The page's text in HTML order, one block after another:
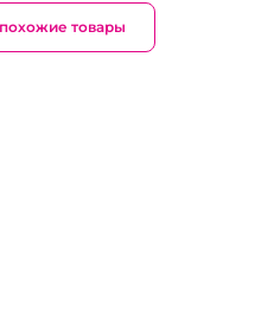
товары